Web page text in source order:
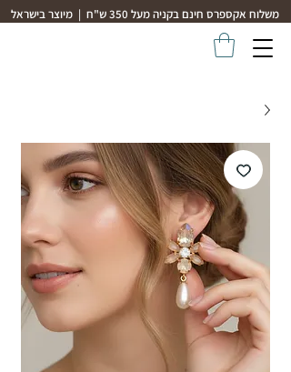
משלוח אקספרס חינם בקניה מעל 350 ש"ח | מיוצר בישראל